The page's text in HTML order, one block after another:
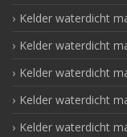
Kelder waterdicht
Kelder waterdicht
Kelder waterdicht
Kelder waterdicht
Kelder waterdicht